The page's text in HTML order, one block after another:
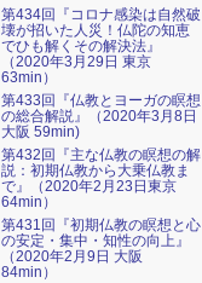
第434回『コロナ感染は自然破
壊が招いた人災！仏陀の知恵
でひも解くその解決法』
（2020年3月29日 東京
63min）
第433回『仏教とヨーガの瞑想
の総合解説』（2020年3月8日
大阪 59min)
第432回『主な仏教の瞑想の解
説：初期仏教から大乗仏教ま
で』（2020年2月23日東京
64min）
第431回『初期仏教の瞑想と心
の安定・集中・知性の向上』
（2020年2月9日 大阪
84min）